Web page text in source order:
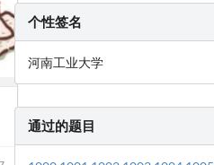
个性签名
河南工业大学
通过的题目